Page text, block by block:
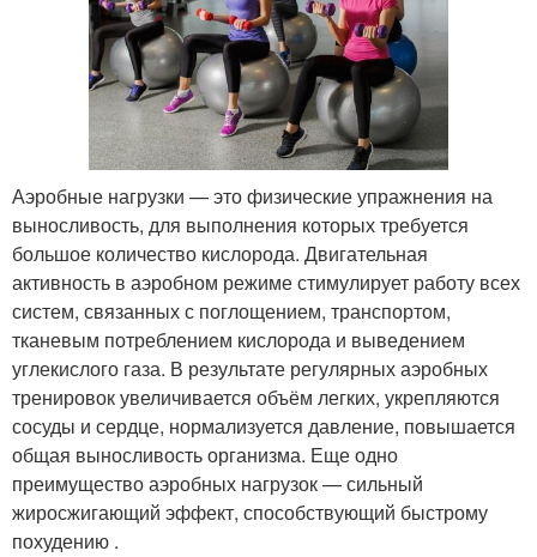
Аэробные нагрузки — это физические упражнения на
выносливость, для выполнения которых требуется
большое количество кислорода. Двигательная
активность в аэробном режиме стимулирует работу всех
систем, связанных с поглощением, транспортом,
тканевым потреблением кислорода и выведением
углекислого газа. В результате регулярных аэробных
тренировок увеличивается объём легких, укрепляются
сосуды и сердце, нормализуется давление, повышается
общая выносливость организма. Еще одно
преимущество аэробных нагрузок — сильный
жиросжигающий эффект, способствующий быстрому
похудению .